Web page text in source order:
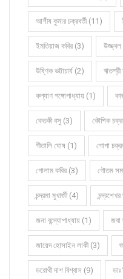
আশীষ কুমার চক্রবর্তী (11)
ইমতিয়াজ কবির (3) উজ্জ্বল
উষ্ণিক ভট্টাচার্য (2) ঋতশ্রী
কল্যাণ গঙ্গোপাধ্যায় (1)
কেতকী বসু (3) কৌশিক
গীতালি ঘোষ (1) গোপা
গোলাম কবির (3) গৌতম
চন্দ্রমা মুখার্জী (4) চন্দ্রশেখর
জনা বন্দ্যোপাধ্যায় (1) জবা
জায়েদ হোসাইন লাকী (3)
ডরোথী দাশ বিশ্বাস (9)